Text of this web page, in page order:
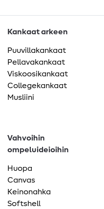
Kankaat arkeen
Puuvillakankaat
Pellavakankaat
Viskoosikankaat
Collegekankaat
Musliini
Vahvoihin
ompeluideioihin
Huopa
Canvas
Keinonahka
Softshell